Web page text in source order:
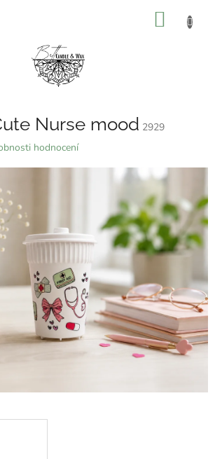
Nurse mood 2929
hodnocení